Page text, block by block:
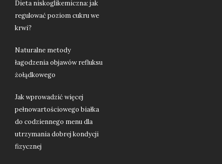
Dieta niskoglikemiczna: jak
regulować poziom cukru we
krwi?
Naturalne metody
łagodzenia objawów refluksu
żołądkowego
Jak wprowadzić więcej
pełnowartościowego białka
do codziennego menu dla
utrzymania dobrej kondycji
fizycznej